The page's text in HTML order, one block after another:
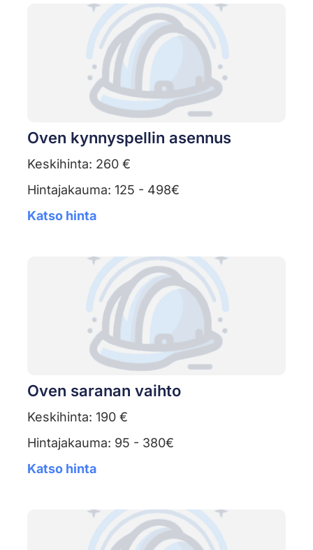
Oven kynnyspellin asennus
Keskihinta: 260 €
Hintajakauma: 125 - 498€
Katso hinta
Oven saranan vaihto
Keskihinta: 190 €
Hintajakauma: 95 - 380€
Katso hinta